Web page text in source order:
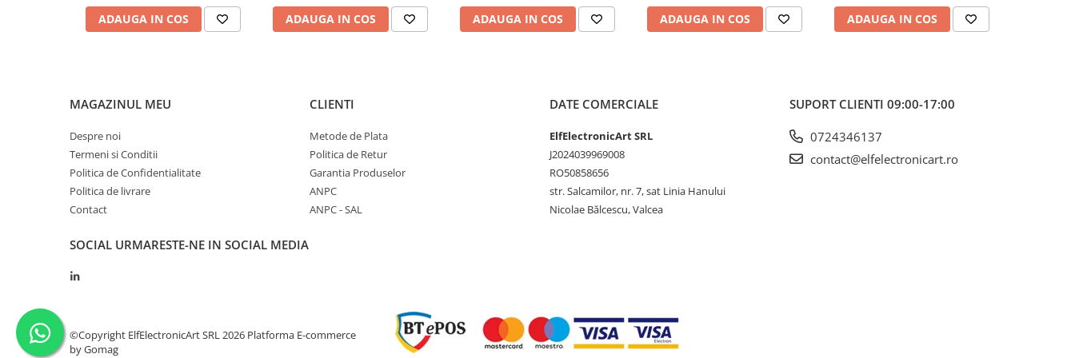
Caracteristici Osciloscop UNI-T
UTD2052CL+
Frecvență
50MHz
Număr canale
2
Rată de eșantionare
250 MSa/s
Adâncime de memorie
5 Mpts
Ecran și
Performanță
Interfață și
ADAUGA IN COS ADAUGA IN COS ADAUGA IN COS ADAUGA IN COS ADAUGA IN COS
MAGAZINUL MEU
Despre noi
Termeni si Conditii
Politica de Confidentialitate
Politica de livrare
Contact
CLIENTI
Metode de Plata
Politica de Retur
Garantia Produselor
ANPC
ANPC - SAL
DATE COMERCIALE
ElfElectronicArt SRL
J2024039969008
RO50858656
str. Salcamilor, nr. 7, sat Linia Hanului
Nicolae Bălcescu, Valcea
SUPORT CLIENTI 09:00-17:00
0724346137
contact@elfelectronicart.ro
SOCIAL URMARESTE-NE IN SOCIAL MEDIA
©Copyright ElfElectronicArt SRL 2026 Platforma E-commerce
by Gomag